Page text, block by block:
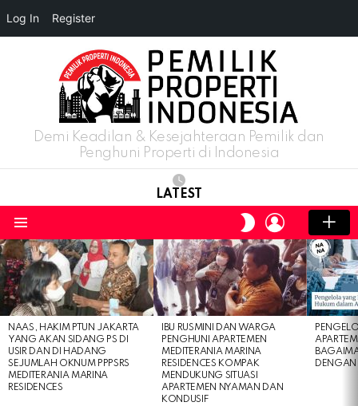
Demi Keadilan & Kesejahteraan Pemilik dan
Penghuni Properti di Indonesia
LATEST
SWITCH
SKIN
LOGIN
LATEST
STORIES
NAAS, HAKIM PTUN JAKARTA
YANG AKAN SIDANG PS DI
USIR DAN DI HADANG
SEJUMLAH OKNUM PPPSRS
MEDITERANIA MARINA
RESIDENCES
IBU RUSMINI DAN WARGA
PENGHUNI APARTEMEN
MEDITERANIA MARINA
RESIDENCES KOMPAK
MENDUKUNG SITUASI
APARTEMEN NYAMAN DAN
KONDUSIF
DENGAN
Log In Register